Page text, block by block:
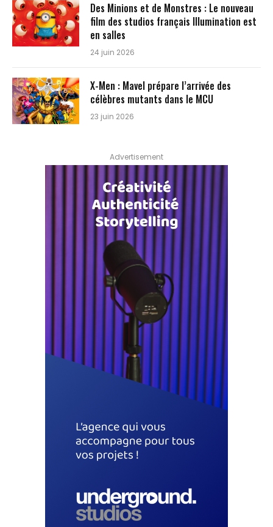
Des Minions et de Monstres : Le nouveau
film des studios français Illumination est
en salles
24 juin 2026
X-Men : Mavel prépare l’arrivée des
célèbres mutants dans le MCU
23 juin 2026
Advertisement